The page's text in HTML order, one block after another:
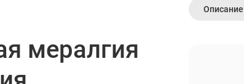
мералгия
Описание